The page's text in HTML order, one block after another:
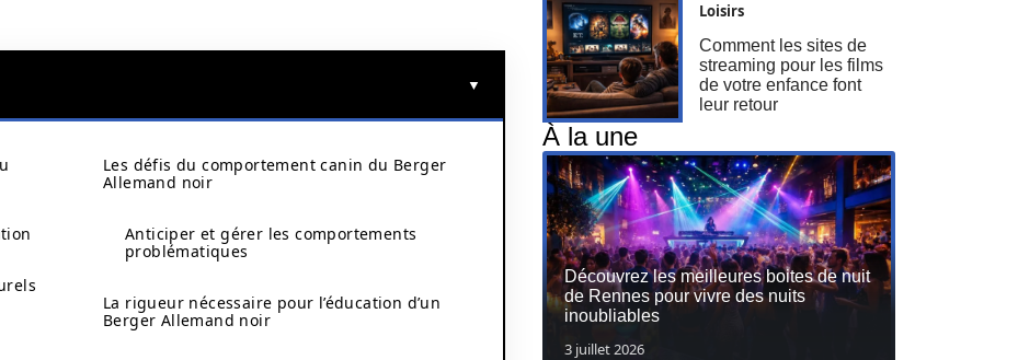
Les défis du comportement canin du Berger
Allemand noir
Anticiper et gérer les comportements
problématiques
La rigueur nécessaire pour l’éducation d’un
Berger Allemand noir
Loisirs
Comment les sites de
streaming pour les films
de votre enfance font
leur retour
À la une
Découvrez les meilleures boites de nuit
de Rennes pour vivre des nuits
inoubliables
3 juillet 2026